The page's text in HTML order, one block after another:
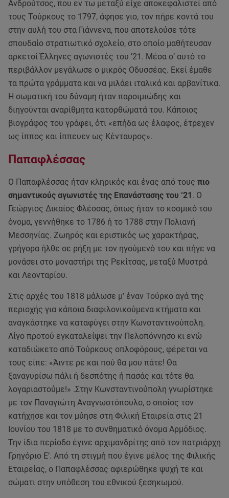
Ανδρούτσος, που εν τω μεταξύ είχε αποκεφαλιστεί από
τους Τούρκους το 1797, άφησε γιο, τον πήρε κοντά του
στην αυλή του στα Γιάννενα, που αποτελούσε τότε
σπουδαίο στρατιωτικό σχολείο, στο οποίο μαθήτευσαν
αρκετοί Έλληνες αγωνιστές του ’21. Μέσα σ’ αυτό το
περιβάλλον μεγάλωσε ο μικρός Οδυσσέας. Εκεί έμαθε
τα πρώτα γράμματα και να μιλάει ιταλικά και αρβανίτικα.
Η σωματική του δύναμη ήταν παροιμιώδης και
διηγούνται αναρίθμητα κατορθώματά του. Κάποιος
βιογράφος του γράφει, ότι «επήδα ως έλαφος, έτρεχεν
ως ίππος και ίππευεν ως Κένταυρος».
Παπαφλέσσας
Ο Παπαφλέσσας ήταν κληρικός και ένας από τους πιο
σημαντικούς αγωνιστές της Επανάστασης του ‘21. Ο
Γεώργιος Δικαίος Φλέσσας, όπως ήταν το κοσμικό του
όνομα, γεννήθηκε το 1786 ή το 1788 στην Πολιανή
Μεσσηνίας. Ζωηρός και εριστικός ως χαρακτήρας,
γρήγορα ήλθε σε ρήξη με τον ηγούμενό του και πήγε να
μονάσει στο μοναστήρι της Ρεκίτσας, μεταξύ Μυστρά
και Λεονταρίου.
Στις αρχές του 1818 μάλωσε μ’ έναν Τούρκο αγά της
περιοχής για κάποια διαφιλονικούμενα κτήματα και
αναγκάστηκε να καταφύγει στην Κωνσταντινούπολη.
Λίγο προτού εγκαταλείψει την Πελοπόννησο κι ενώ
καταδιώκετο από Τούρκους οπλοφόρους, φέρεται να
τους είπε: «Άιντε ρε και πού θα μου πάτε! Θα
ξαναγυρίσω πάλι ή δεσπότης ή πασάς και τότε θα
λογαριαστούμε!» .Στην Κωνσταντινούπολη γνωρίστηκε
με τον Παναγιώτη Αναγνωστόπουλο, ο οποίος τον
κατήχησε και τον μύησε στη Φιλική Εταιρεία στις 21
Ιουνίου του 1818 με το συνθηματικό όνομα Αρμόδιος.
Την ίδια περίοδο έγινε αρχιμανδρίτης από τον πατριάρχη
Γρηγόριο Ε’. Από τη στιγμή που έγινε μέλος της Φιλικής
Εταιρείας, ο Παπαφλέσσας αφιερώθηκε ψυχή τε και
σώματι στην υπόθεση του εθνικού ξεσηκωμού.